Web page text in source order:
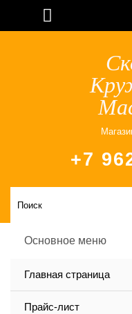
+7
Основное меню
Главная страница
Прайс-лист